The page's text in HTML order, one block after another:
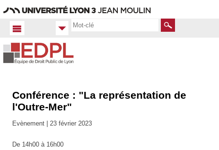
Rechercher
Accueil FR
Nos
manifestations
Conférence : "La représentation de
l'Outre-Mer"
Evènement | 23 février 2023
De 14h00 à 16h00